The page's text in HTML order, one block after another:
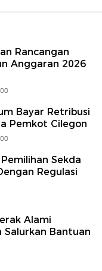
Rancangan
Anggaran 2026
Bayar Retribusi
Pemkot Cilegon
Sekda
Regulasi
Alami
Salurkan Bantuan